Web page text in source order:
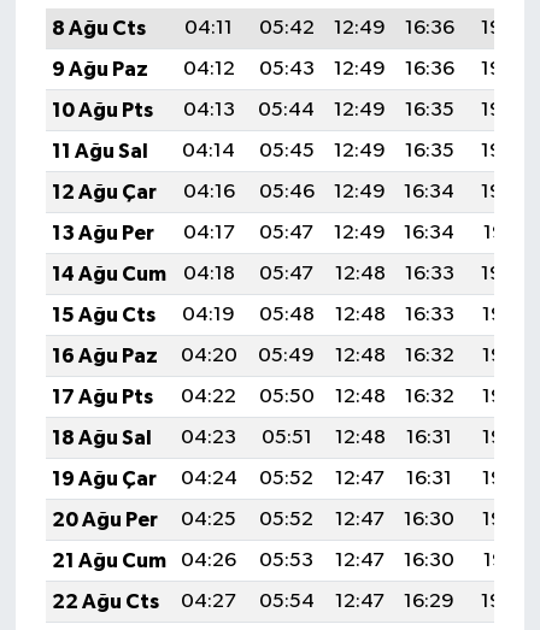
8 Ağu Cts
04:11 05:42 12:49 16:36
19:46
9 Ağu Paz
04:12 05:43 12:49 16:36
19:45
10 Ağu Pts
04:13 05:44 12:49 16:35
19:44
11 Ağu Sal
04:14 05:45 12:49 16:35
19:43
12 Ağu Çar
04:16 05:46 12:49 16:34
19:42
13 Ağu Per
04:17 05:47 12:49 16:34
19:41
14 Ağu Cum
04:18 05:47 12:48 16:33
19:40
15 Ağu Cts
04:19 05:48 12:48 16:33
19:38
16 Ağu Paz
04:20 05:49 12:48 16:32
19:37
17 Ağu Pts
04:22 05:50 12:48 16:32
19:36
18 Ağu Sal
04:23 05:51 12:48 16:31
19:35
19 Ağu Çar
04:24 05:52 12:47 16:31
19:33
20 Ağu Per
04:25 05:52 12:47 16:30
19:32
21 Ağu Cum
04:26 05:53 12:47 16:30
19:31
22 Ağu Cts
04:27 05:54 12:47 16:29
19:29